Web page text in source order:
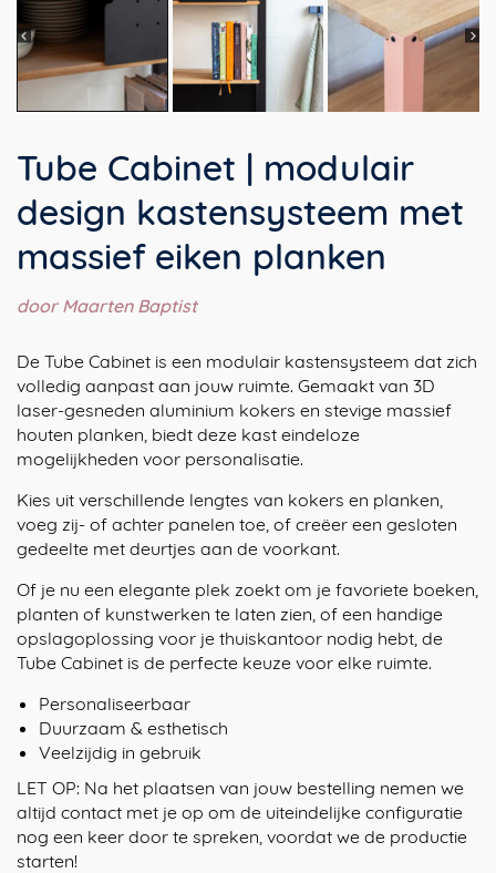
Tube Cabinet | modulair
design kastensysteem met
massief eiken planken
door Maarten Baptist
De Tube Cabinet is een modulair kastensysteem dat zich
volledig aanpast aan jouw ruimte. Gemaakt van 3D
laser-gesneden aluminium kokers en stevige massief
houten planken, biedt deze kast eindeloze
mogelijkheden voor personalisatie.
Kies uit verschillende lengtes van kokers en planken,
voeg zij- of achter panelen toe, of creëer een gesloten
gedeelte met deurtjes aan de voorkant.
Of je nu een elegante plek zoekt om je favoriete boeken,
planten of kunstwerken te laten zien, of een handige
opslagoplossing voor je thuiskantoor nodig hebt, de
Tube Cabinet is de perfecte keuze voor elke ruimte.
Personaliseerbaar
Duurzaam & esthetisch
Veelzijdig in gebruik
LET OP: Na het plaatsen van jouw bestelling nemen we
altijd contact met je op om de uiteindelijke configuratie
nog een keer door te spreken, voordat we de productie
starten!